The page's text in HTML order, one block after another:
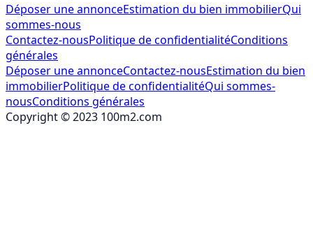
Déposer une annonceEstimation du bien immobilierQui
sommes-nous
Contactez-nousPolitique de confidentialitéConditions
générales
Déposer une annonceContactez-nousEstimation du bien
immobilierPolitique de confidentialitéQui sommes-
nousConditions générales
Copyright © 2023 100m2.com